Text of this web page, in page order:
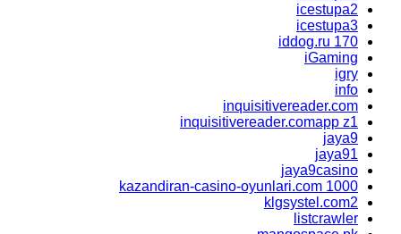
icestupa2
icestupa3
iddog.ru 170
iGaming
igry
info
inquisitivereader.com
inquisitivereader.comapp z1
jaya9
jaya91
jaya9casino
kazandiran-casino-oyunlari.com 1000
klgsystel.com2
listcrawler